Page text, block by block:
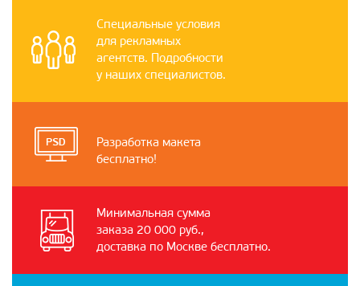
Специальные условия
для рекламных
агентств. Подробности
у наших специалистов.
Разработка макета
бесплатно!
Минимальная сумма
заказа 20 000 руб.,
доставка по Москве бесплатно.